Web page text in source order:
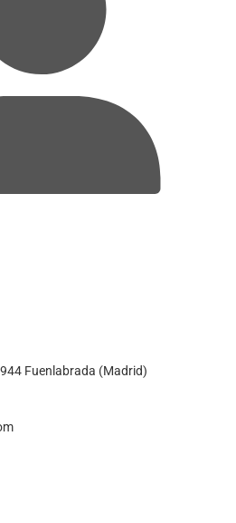
Fuenlabrada (Madrid)